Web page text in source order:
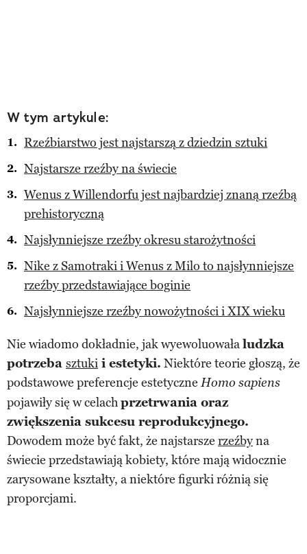
W tym artykule:
Rzeźbiarstwo jest najstarszą z dziedzin sztuki
Najstarsze rzeźby na świecie
Wenus z Willendorfu jest najbardziej znaną rzeźbą
prehistoryczną
Najsłynniejsze rzeźby okresu starożytności
Nike z Samotraki i Wenus z Milo to najsłynniejsze
rzeźby przedstawiające boginie
Najsłynniejsze rzeźby nowożytności i XIX wieku
Nie wiadomo dokładnie, jak wyewoluowałaludzka
potrzeba sztuki i estetyki. Niektóre teorie głoszą, że
podstawowe preferencje estetyczne Homo sapiens
pojawiły się w celachprzetrwania oraz
zwiększenia sukcesu reprodukcyjnego.
Dowodem może być fakt, że najstarsze rzeźbyna
świecie przedstawiają kobiety, które mają widocznie
zarysowane kształty, a niektóre figurki różnią się
proporcjami.